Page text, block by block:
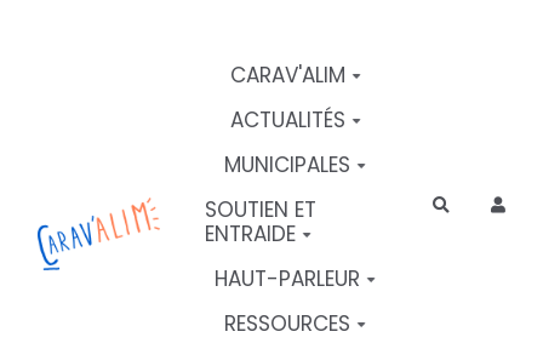
CARAV'ALIM
ACTUALITÉS
MUNICIPALES
SOUTIEN ET
ENTRAIDE
HAUT-PARLEUR
RESSOURCES
Rechercher